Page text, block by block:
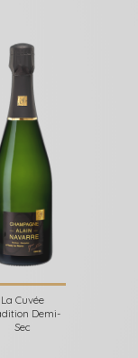
La Cuvée
Demi-
Sec